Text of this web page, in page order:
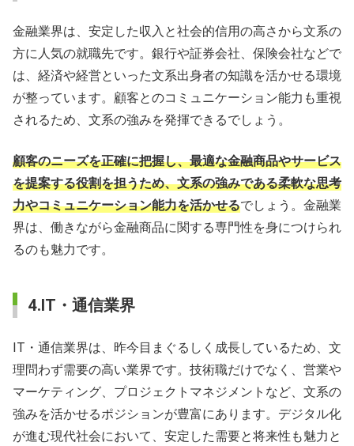
金融業界は、安定した収入と社会的信用の高さから文系の
方に人気の就職先です。銀行や証券会社、保険会社などで
は、経済や経営といった文系出身者の知識を活かせる環境
が整っています。顧客とのコミュニケーション能力も重視
されるため、文系の強みを発揮できるでしょう。
顧客のニーズを正確に把握し、最適な金融商品やサービス
を提案する役割を担うため、文系の強みである柔軟な思考
力やコミュニケーション能力を活かせるでしょう。金融業
界は、働きながら金融商品に関する専門性を身につけられ
るのも魅力です。
4.IT・通信業界
IT・通信業界は、昨今目まぐるしく成長しているため、文
理問わず需要の高い業界です。技術職だけでなく、営業や
マーケティング、プロジェクトマネジメントなど、文系の
強みを活かせるポジションが豊富にあります。デジタル化
が進む現代社会において、安定した需要と将来性も魅力と